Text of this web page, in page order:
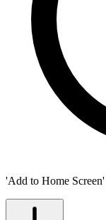
'Add to Home Screen'